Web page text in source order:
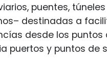
puentes, túneles
destinadas a
desde los puntos
puertos y puntos de